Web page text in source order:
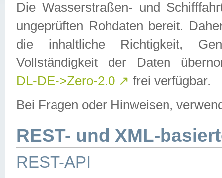
Die Wasserstraßen- und
ungeprüften Rohdaten bereit.
die inhaltliche Richtigkeit,
Vollständigkeit der Daten
DL-DE->Zero-2.0 ↗ frei verfügbar.
Bei Fragen oder Hinweisen,
REST- und XML-
REST-API